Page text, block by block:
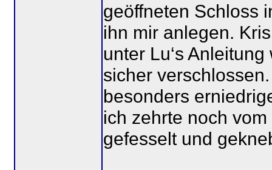
geöffneten Schloss
ihn mir anlegen.
unter Lu‘s
sicher
besonders
ich zehrte noch
gefesselt und